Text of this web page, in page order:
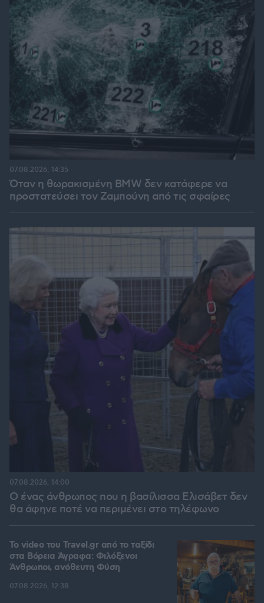
Όταν η θωρακισμένη BMW δεν κατάφερε να
προστατεύσει τον Ζαμπούνη από τις σφαίρες
07.08.2026, 14:35
Ο ένας άνθρωπος που η βασίλισσα Ελισάβετ δεν
θα άφηνε ποτέ να περιμένει στο τηλέφωνο
07.08.2026, 14:00
To video του Travel.gr από το ταξίδι
στα Βόρεια Άγραφα: Φιλόξενοι
Άνθρωποι, ανόθευτη Φύση
07.08.2026, 12:38